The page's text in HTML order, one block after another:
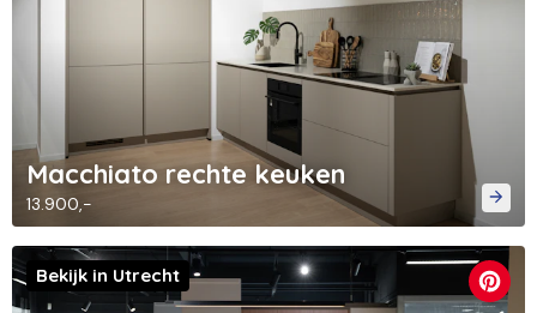
Macchiato rechte keuken
13.900,-
Bekijk in Utrecht